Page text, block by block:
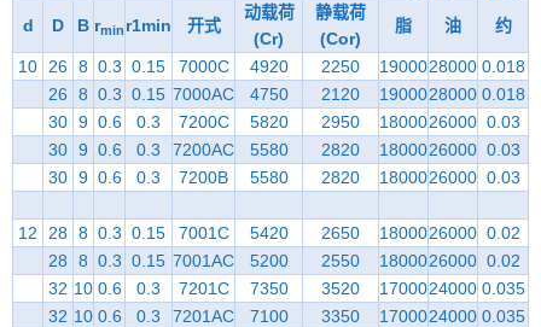
d D B rmin r1min 开式
动载荷
(Cr)
静载荷
(Cor)
脂 油 约
10 26 8 0.3 0.15 7000C 4920 2250 1900028000 0.018
26
8 0.3 0.15 7000AC 4750 2120 1900028000 0.018
30 9 0.6 0.3 7200C 5820 2950 1800026000 0.03
30 9 0.6 0.3 7200AC 5580 2820 1800026000 0.03
30 9 0.6 0.3 7200B 5580 2820 1800026000 0.03
12 28 8 0.3 0.15 7001C 5420 2650 1800026000 0.02
28
8 0.3 0.15 7001AC 5200 2550 1800026000 0.02
32 10 0.6 0.3 7201C 7350 3520 1700024000 0.035
32 10 0.6 0.3 7201AC 7100 3350 1700024000 0.035